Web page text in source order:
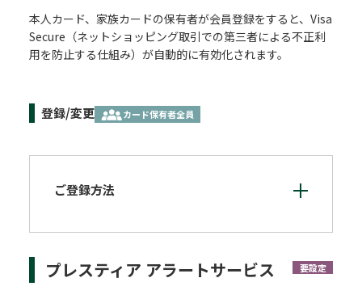
本人カード、家族カードの保有者が会員登録をすると、Visa
Secure（ネットショッピング取引での第三者による不正利
用を防止する仕組み）が自動的に有効化されます。
登録/変更 カード保有者全員
ご登録方法
プレスティア アラートサービス 要設定